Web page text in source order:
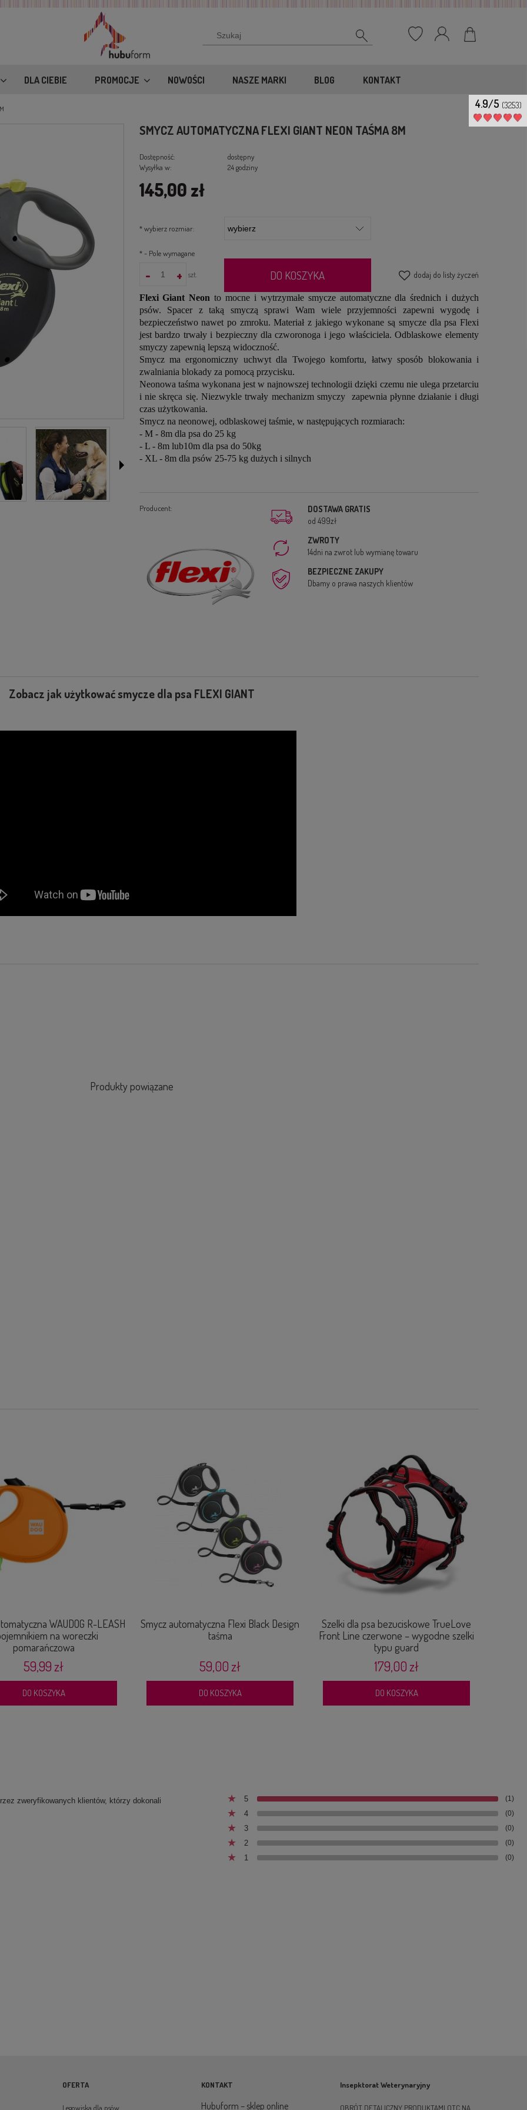
DLA CIEBIE PROMOCJE NOWOŚCI NASZE MARKI BLOG KONTAKT
SMYCZ AUTOMATYCZNA FLEXI GIANT NEON TAŚMA 8M
Dostępność:
dostępny
Wysyłka w:
24 godziny
145,00 zł
*wybierz rozmiar:
*- Pole wymagane
+
- szt. DO KOSZYKA dodaj do listy życzeń
Flexi Giant Neon to mocne i wytrzymałe smycze automatyczne dla średnich i dużych
psów. Spacer z taką smyczą sprawi Wam wiele przyjemności zapewni wygodę i
bezpieczeństwo nawet po zmroku. Materiał z jakiego wykonane są smycze dla psa Flexi
jest bardzo trwały i bezpieczny dla czworonoga i jego właściciela. Odblaskowe elementy
smyczy zapewnią lepszą widoczność.
Smycz ma ergonomiczny uchwyt dla Twojego komfortu, łatwy sposób blokowania i
zwalniania blokady za pomocą przycisku.
Neonowa taśma wykonana jest w najnowszej technologii dzięki czemu nie ulega przetarciu
i nie skręca się. Niezwykle trwały mechanizm smyczy zapewnia płynne działanie i długi
czas użytkowania.
Smycz na neonowej, odblaskowej taśmie, w następujących rozmiarach:
- M - 8m dla psa do 25 kg
- L - 8m lub10m dla psa do 50kg
- XL - 8m dla psów 25-75 kg dużych i silnych
Producent:
DOSTAWA GRATIS
od 499zł
ZWROTY
14dni na zwrot lub wymianę towaru
BEZPIECZNE ZAKUPY
Dbamy o prawa naszych klientów
Zobacz jak użytkować smycze dla psa FLEXI GIANT
Produkty powiązane
WAUDOG R-LEASH
na woreczki
pomarańczowa
59,99 zł
DO KOSZYKA
Smycz automatyczna Flexi Black Design
taśma
59,00 zł
DO KOSZYKA
Szelki dla psa bezuciskowe TrueLove
Front Line czerwone – wygodne szelki
typu guard
179,00 zł
DO KOSZYKA
zweryfikowanych klientów, którzy dokonali 5 (1)
4 (0)
3 (0)
2 (0)
1 (0)
OFERTA
Legowiska dla psów
KONTAKT
Hubuform – sklep online
Insepktorat Weterynaryjny
OBRÓT DETALICZNY PRODUKTAMI OTC NA
4.9/5 (3253)